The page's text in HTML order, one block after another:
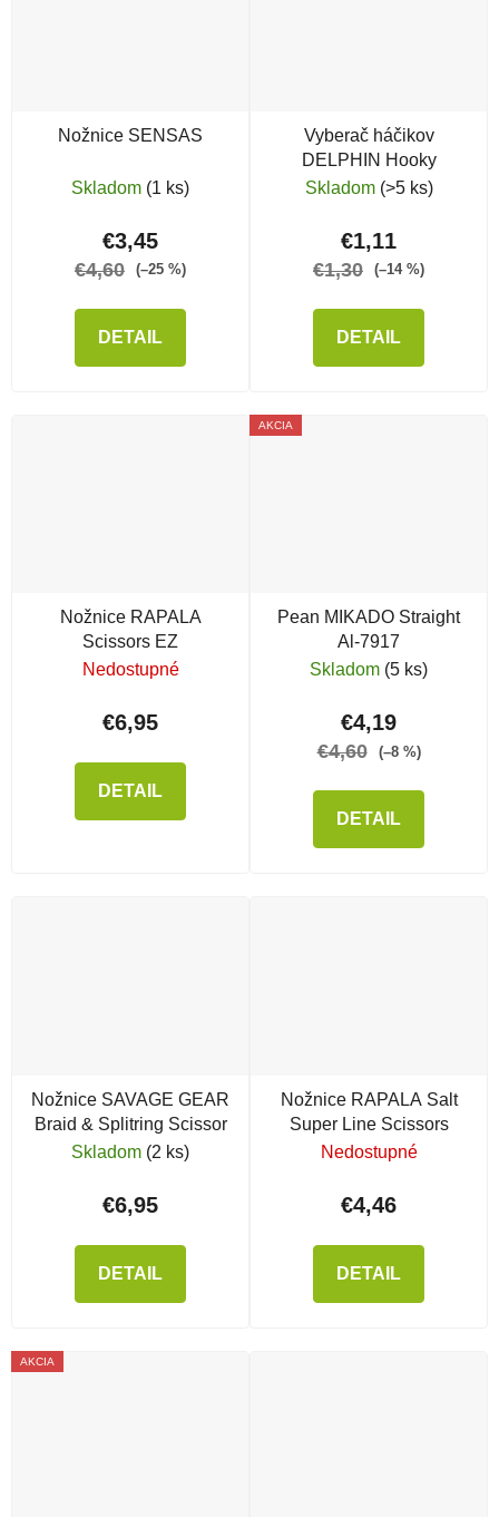
Nožnice SENSAS
Skladom (1 ks)
€3,45
€4,60 (–25 %)
DETAIL
Vyberač háčikov
DELPHIN Hooky
Skladom (>5 ks)
€1,11
€1,30 (–14 %)
DETAIL
Nožnice RAPALA
Scissors EZ
Nedostupné
€6,95
DETAIL
AKCIA
Pean MIKADO Straight
Al-7917
Skladom (5 ks)
€4,19
€4,60 (–8 %)
DETAIL
Nožnice SAVAGE GEAR
Braid & Splitring Scissor
Skladom (2 ks)
€6,95
DETAIL
Nožnice RAPALA Salt
Super Line Scissors
Nedostupné
€4,46
DETAIL
AKCIA